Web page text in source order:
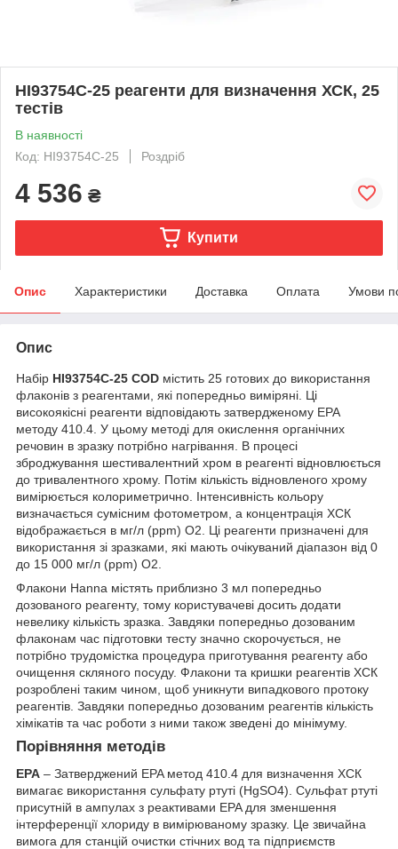
HI93754C-25 реагенти для визначення ХСК, 25
тестів
В наявності
Код: HI93754C-25
Роздріб
4 536 ₴
Купити
Опис Характеристики Доставка Оплата Умови
Опис
Набір HI93754C-25 COD містить 25 готових до використання
флаконів з реагентами, які попередньо виміряні. Ці
високоякісні реагенти відповідають затвердженому EPA
методу 410.4. У цьому методі для окислення органічних
речовин в зразку потрібно нагрівання. В процесі
зброджування шестивалентний хром в реагенті відновлюється
до тривалентного хрому. Потім кількість відновленого хрому
вимірюється колориметрично. Інтенсивність кольору
визначається сумісним фотометром, а концентрація ХСК
відображається в мг/л (ppm) O2. Ці реагенти призначені для
використання зі зразками, які мають очікуваний діапазон від 0
до 15 000 мг/л (ppm) O2.
Флакони Hanna містять приблизно 3 мл попередньо
дозованого реагенту, тому користувачеві досить додати
невелику кількість зразка. Завдяки попередньо дозованим
флаконам час підготовки тесту значно скорочується, не
потрібно трудомістка процедура приготування реагенту або
очищення скляного посуду. Флакони та кришки реагентів ХСК
розроблені таким чином, щоб уникнути випадкового протоку
реагентів. Завдяки попередньо дозованим реагентів кількість
хімікатів та час роботи з ними також зведені до мінімуму.
Порівняння методів
EPA – Затверджений EPA метод 410.4 для визначення ХСК
вимагає використання сульфату ртуті (HgSO4). Сульфат ртуті
присутній в ампулах з реактивами EPA для зменшення
інтерференції хлориду в вимірюваному зразку. Це звичайна
вимога для станцій очистки стічних вод та підприємств